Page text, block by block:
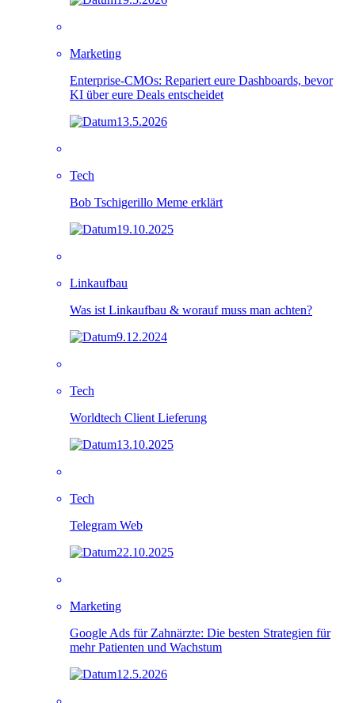
Marketing
Enterprise-CMOs: Repariert eure Dashboards, bevor
KI über eure Deals entscheidet
13.5.2026
Tech
Bob Tschigerillo Meme erklärt
19.10.2025
Linkaufbau
Was ist Linkaufbau & worauf muss man achten?
9.12.2024
Tech
Worldtech Client Lieferung
13.10.2025
Tech
Telegram Web
22.10.2025
Marketing
Google Ads für Zahnärzte: Die besten Strategien für
mehr Patienten und Wachstum
12.5.2026